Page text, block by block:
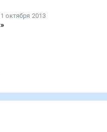
октября 2013
»